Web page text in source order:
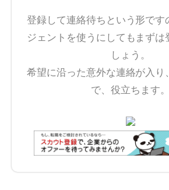
登録して連絡待ちという形です
ジェントを使うにしてもまずは
しょう。
希望に沿った意外な連絡が入り
で、役立ちます。